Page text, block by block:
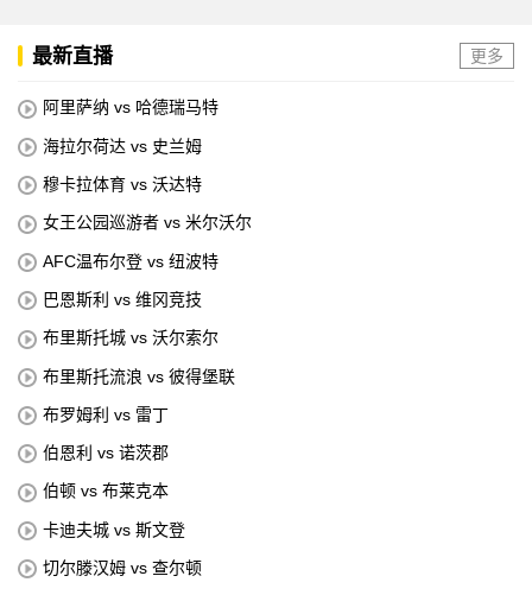
最新直播 更多
阿里萨纳 vs 哈德瑞马特
海拉尔荷达 vs 史兰姆
穆卡拉体育 vs 沃达特
女王公园巡游者 vs 米尔沃尔
AFC温布尔登 vs 纽波特
巴恩斯利 vs 维冈竞技
布里斯托城 vs 沃尔索尔
布里斯托流浪 vs 彼得堡联
布罗姆利 vs 雷丁
伯恩利 vs 诺茨郡
伯顿 vs 布莱克本
卡迪夫城 vs 斯文登
切尔滕汉姆 vs 查尔顿